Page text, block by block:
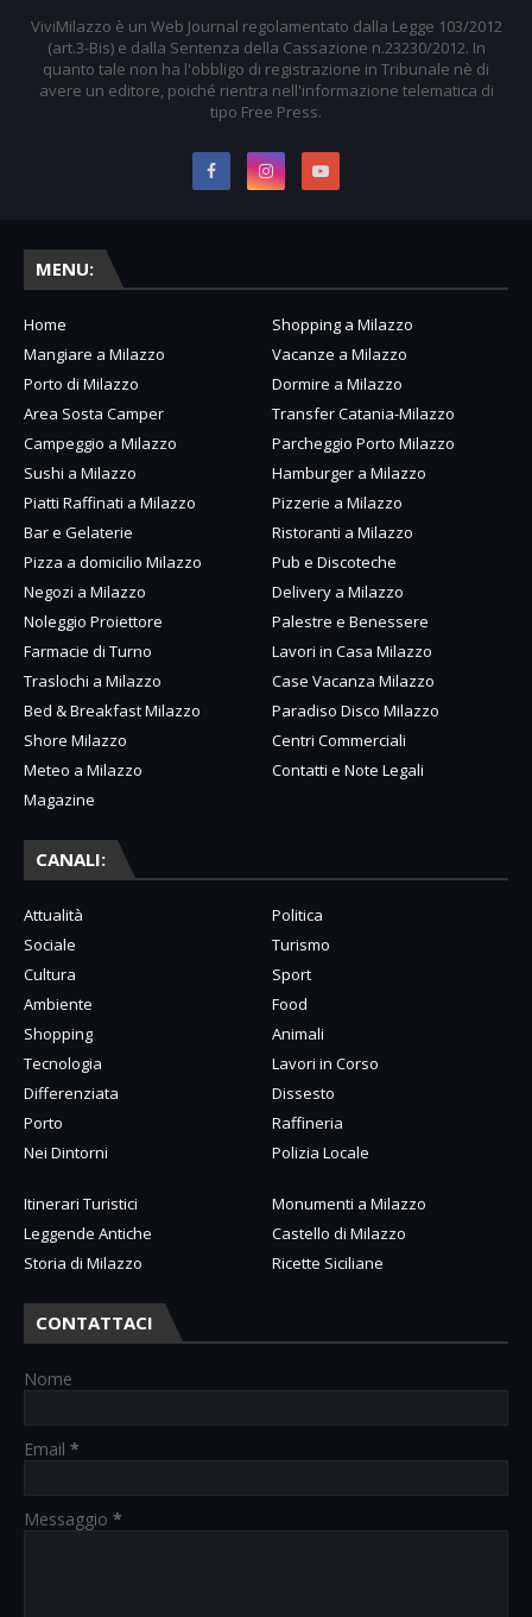
ViviMilazzo è un Web Journal regolamentato dalla Legge 103/2012
(art.3-Bis) e dalla Sentenza della Cassazione n.23230/2012. In
quanto tale non ha l'obbligo di registrazione in Tribunale nè di
avere un editore, poiché rientra nell'informazione telematica di
tipo Free Press.
MENU:
Home
Shopping a Milazzo
Mangiare a Milazzo
Vacanze a Milazzo
Porto di Milazzo
Dormire a Milazzo
Area Sosta Camper
Transfer Catania-Milazzo
Campeggio a Milazzo
Parcheggio Porto Milazzo
Sushi a Milazzo
Hamburger a Milazzo
Piatti Raffinati a Milazzo
Pizzerie a Milazzo
Bar e Gelaterie
Ristoranti a Milazzo
Pizza a domicilio Milazzo
Pub e Discoteche
Negozi a Milazzo
Delivery a Milazzo
Noleggio Proiettore
Palestre e Benessere
Farmacie di Turno
Lavori in Casa Milazzo
Traslochi a Milazzo
Case Vacanza Milazzo
Bed & Breakfast Milazzo
Paradiso Disco Milazzo
Shore Milazzo
Centri Commerciali
Meteo a Milazzo
Contatti e Note Legali
Magazine
CANALI:
Attualità
Politica
Sociale
Turismo
Cultura
Sport
Ambiente
Food
Shopping
Animali
Tecnologia
Lavori in Corso
Differenziata
Dissesto
Porto
Raffineria
Nei Dintorni
Polizia Locale
Itinerari Turistici
Monumenti a Milazzo
Leggende Antiche
Castello di Milazzo
Storia di Milazzo
Ricette Siciliane
CONTATTACI
Nome
Email *
Messaggio *